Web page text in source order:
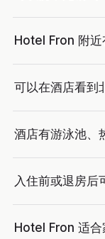
Hotel Fron 附近
可以在酒店看到
酒店有游泳池、
入住前或退房后
Hotel Fron 适合